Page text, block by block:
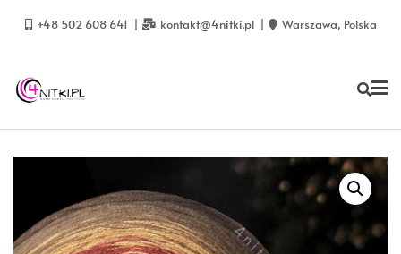
+48 502 608 641 kontakt@4nitki.pl Warszawa, Polska